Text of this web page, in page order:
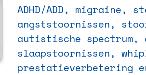
ADHD/ADD, migraine,
angststoornissen,
autistische spectrum,
slaapstoornissen,
prestatieverbetering